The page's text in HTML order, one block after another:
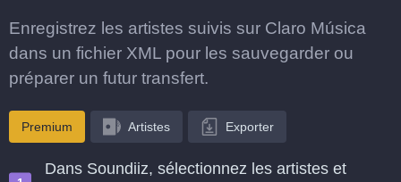
Enregistrez les artistes suivis sur Claro Música
dans un fichier XML pour les sauvegarder ou
préparer un futur transfert.
Premium Artistes Exporter
Dans Soundiiz, sélectionnez les artistes et